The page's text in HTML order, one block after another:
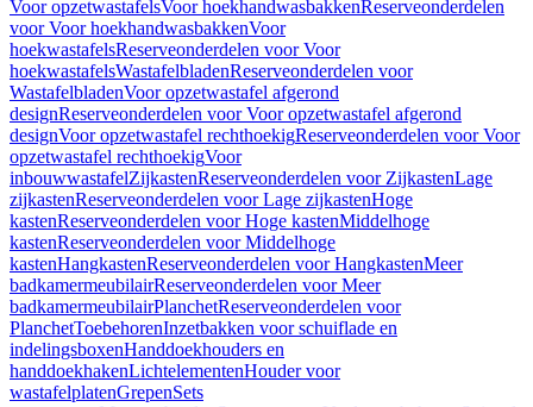
Voor opzetwastafelsVoor hoekhandwasbakkenReserveonderdelen
voor Voor hoekhandwasbakkenVoor
hoekwastafelsReserveonderdelen voor Voor
hoekwastafelsWastafelbladenReserveonderdelen voor
WastafelbladenVoor opzetwastafel afgerond
designReserveonderdelen voor Voor opzetwastafel afgerond
designVoor opzetwastafel rechthoekigReserveonderdelen voor Voor
opzetwastafel rechthoekigVoor
inbouwwastafelZijkastenReserveonderdelen voor ZijkastenLage
zijkastenReserveonderdelen voor Lage zijkastenHoge
kastenReserveonderdelen voor Hoge kastenMiddelhoge
kastenReserveonderdelen voor Middelhoge
kastenHangkastenReserveonderdelen voor HangkastenMeer
badkamermeubilairReserveonderdelen voor Meer
badkamermeubilairPlanchetReserveonderdelen voor
PlanchetToebehorenInzetbakken voor schuiflade en
indelingsboxenHanddoekhouders en
handdoekhakenLichtelementenHouder voor
wastafelplatenGrepenSets